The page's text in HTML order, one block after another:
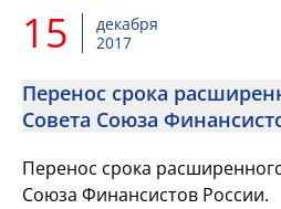
15
декабря
2017
Перенос срока
Совета Союза
Перенос срока
Союза Финансистов России.